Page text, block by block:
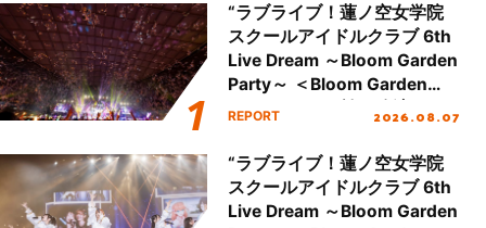
“ラブライブ！蓮ノ空女学院
スクールアイドルクラブ 6th
Live Dream ～Bloom Garden
Party～ ＜Bloom Garden
Party Stage／埼玉公演＞”
REPORT 2026.08.07
“ラブライブ！蓮ノ空女学院
スクールアイドルクラブ 6th
Live Dream ～Bloom Garden